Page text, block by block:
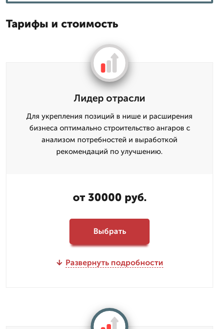
Тарифы и стоимость
Лидер отрасли
Для укрепления позиций в нише и расширения
бизнеса оптимально строительство ангаров с
анализом потребностей и выработкой
рекомендаций по улучшению.
от 30000 руб.
Выбрать
Развернуть подробности